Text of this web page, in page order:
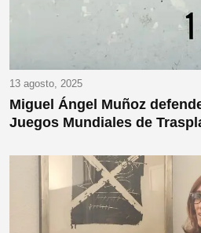
13 agosto, 2025
Miguel Ángel Muñoz
Juegos Mundiales de